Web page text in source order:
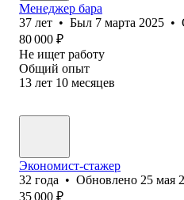
Менеджер бара
37 лет • Был 7 марта 2025 •
80 000 ₽
Не ищет работу
Общий опыт
13 лет 10 месяцев
Экономист-стажер
32 года • Обновлено 25 мая
35 000 ₽